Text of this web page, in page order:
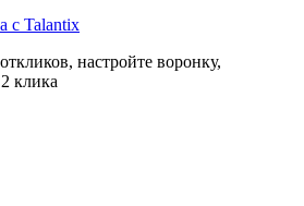
с Talantix
настройте воронку,
клика